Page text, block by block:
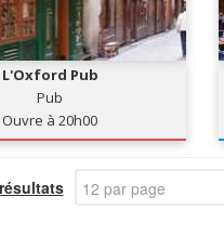
L'Oxford Pub
Pub
Ouvre à 20h00
12 par page